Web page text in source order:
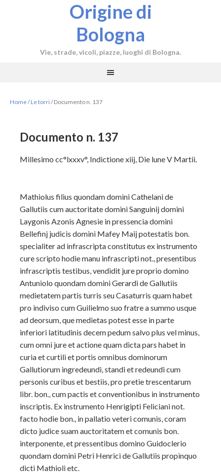
Origine di
Bologna
Vie, strade, vicoli, piazze, luoghi di Bologna.
Home/Le torri/Documento n. 137
Documento n. 137
Millesimo cc°lxxxv°, Indictione xiij, Die lune V Martii.
Mathiolus filius quondam domini Cathelani de
Gallutiis cum auctoritate domini Sanguinij domini
Laygonis Azonis Agnesie in pressencia domini
Bellefinj judicis domini Mafey Maij potestatis bon.
specialiter ad infrascripta constitutus ex instrumento
cure scripto hodie manu infrascripti not., presentibus
infrascriptis testibus, vendidit jure proprio domino
Antuniolo quondam domini Gerardi de Gallutiis
medietatem partis turris seu Casaturris quam habet
pro indiviso cum Guilielmo suo fratre a summo usque
ad deorsum, que medietas potest esse in parte
inferiori latitudinis decem pedum salvo plus vel minus,
cum omni jure et actione quam dicta pars habet in
curia et curtili et portis omnibus dominorum
Gallutiorum ingredeundi, standi et redeundi cum
personis curibus et bestiis, pro pretie trescentarum
libr. bon., cum pactis et conventionibus in instrumento
inscriptis. Ex instrumento Henrigipti Feliciani not.
facto hodie bon., in pallatio veteri comunis, coram
dicto judice suam auctoritatem et comunis bon.
interponente, et pressentibus domino Guidoclerio
quondam domini Petri Henrici de Gallutiis propinquo
dicti Mathioli etc.